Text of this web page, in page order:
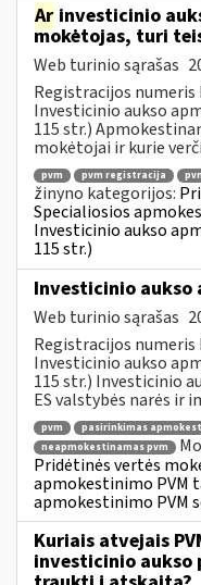
Ar investicinio
mokėtojas, turi
Web turinio sąrašas
Registracijos numeris
Investicinio aukso
115 str.)
mokėtojai ir kurie
pvm pvm registracija
žinyno kategorijos:
Specialiosios
Investicinio aukso
115 str.)
Investicinio aukso
Web turinio sąrašas
Registracijos numeris
Investicinio aukso
115 str.) Investicinio
ES valstybės narės ir
pvm pasirinkimas
neapmokestinamas pvm
Pridėtinės vertės
apmokestinimo PVM
apmokestinimo PVM
Kuriais atvejais
investicinio aukso